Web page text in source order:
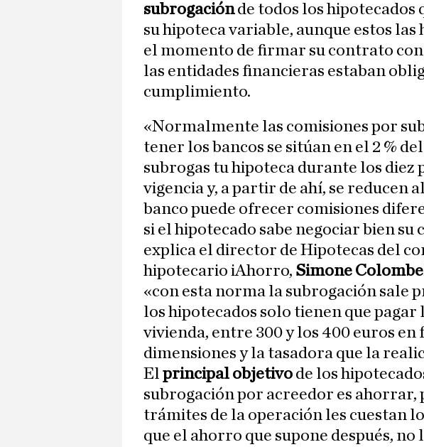
subrogaciónde todos los hipotecados
su hipoteca variable, aunque estos
el momento de firmar su contrato con
las entidades financieras estaban
cumplimiento.
«Normalmente las comisiones por
tener los bancos se sitúan en el 2 %
subrogas tu hipoteca durante los diez
vigencia y, a partir de ahí, se reducen al
banco puede ofrecer comisiones
si el hipotecado sabe negociar bien
explica el director de Hipotecas del
hipotecario iAhorro, Simone
«con esta norma la subrogación sale
los hipotecados solo tienen que pagar
vivienda, entre 300 y los 400 euros en
dimensiones y la tasadora que la
El principal objetivo de los
subrogación por acreedor es ahorrar,
trámites de la operación les cuestan
que el ahorro que supone después, no